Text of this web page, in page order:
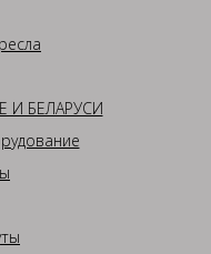
И БЕЛАРУСИ